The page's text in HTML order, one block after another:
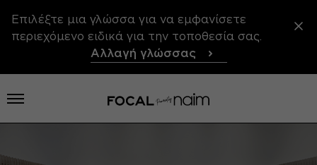
Επιλέξτε μια γλώσσα για να εμφανίσετε
περιεχόμενο ειδικά για την τοποθεσία σας.
Αλλαγή γλώσσας
Άνοιγμα μενού